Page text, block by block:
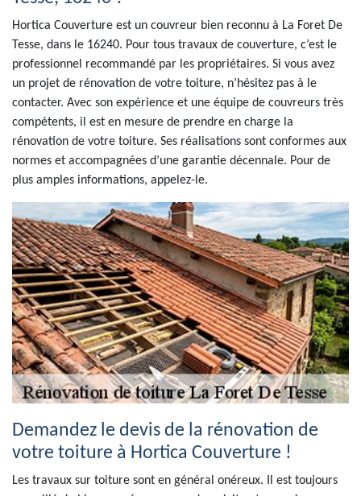
Hortica Couverture est un couvreur bien reconnu à La Foret De
Tesse, dans le 16240. Pour tous travaux de couverture, c’est le
professionnel recommandé par les propriétaires. Si vous avez
un projet de rénovation de votre toiture, n’hésitez pas à le
contacter. Avec son expérience et une équipe de couvreurs très
compétents, il est en mesure de prendre en charge la
rénovation de votre toiture. Ses réalisations sont conformes aux
normes et accompagnées d’une garantie décennale. Pour de
plus amples informations, appelez-le.
Demandez le devis de la rénovation de
votre toiture à Hortica Couverture !
Les travaux sur toiture sont en général onéreux. Il est toujours